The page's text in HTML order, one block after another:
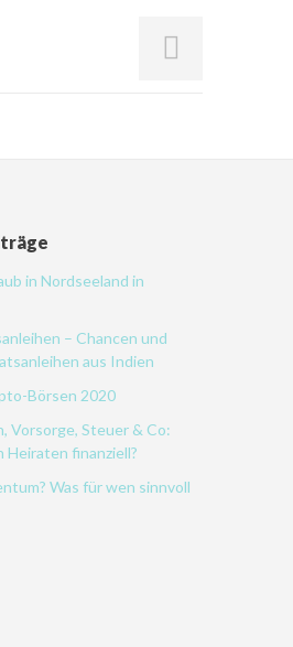
in Nordseeland in
– Chancen und
aus Indien
Börsen 2020
Vorsorge, Steuer & Co:
Heiraten finanziell?
Was für wen sinnvoll